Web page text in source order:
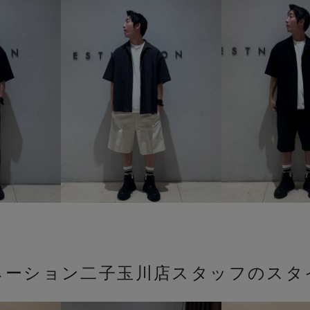
ション二子玉川店スタッフのス